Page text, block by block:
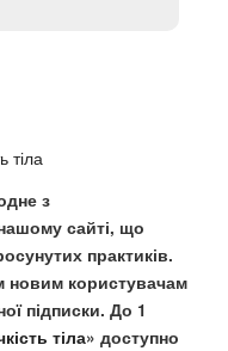
з
сайті, що
практиків.
новим користувачам
підписки. До 1
тіла» доступно